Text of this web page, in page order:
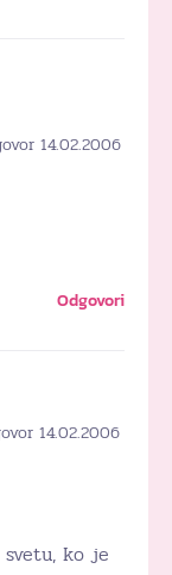
14.02.2006
Odgovori
14.02.2006
ko je